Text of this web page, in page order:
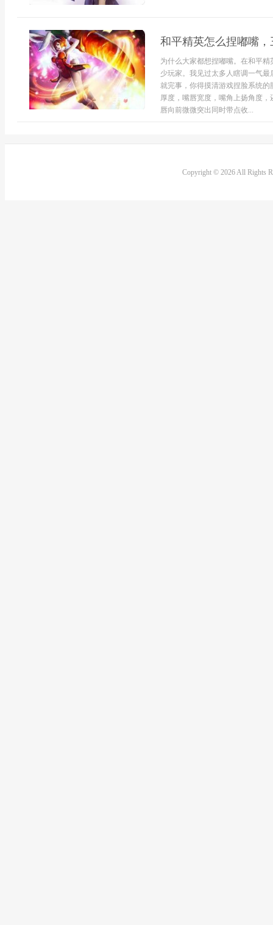
和平精英怎么捏嘟嘴
为什么大家都想捏嘟嘴。在和平
少玩家。我见过太多人瞎调一气
就完事，你得摸清游戏捏脸系统
厚度，嘴唇宽度，嘴角上扬角度
唇向前微微突出同时带点收...
Copyright © 2026 All Rights